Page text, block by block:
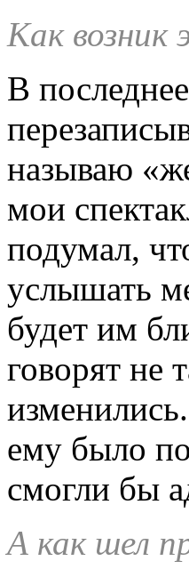
Как возник
В
называю
мои
подумал,
услышать
будет им
говорят не
ему было
смогли бы
А как шел